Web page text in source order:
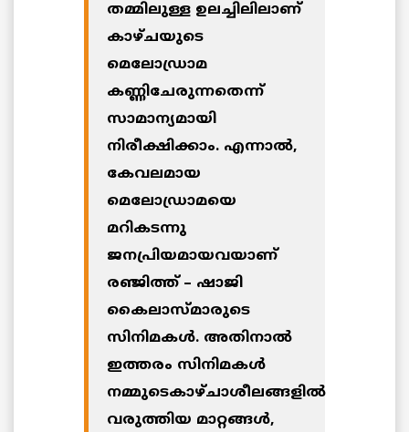
തമ്മിലുള്ള ഉലച്ചിലിലാണ്
കാഴ്ചയുടെ
മെലോഡ്രാമ
കണ്ണിചേരുന്നതെന്ന്
സാമാന്യമായി
നിരീക്ഷിക്കാം. എന്നാല്‍,
കേവലമായ
മെലോഡ്രാമയെ
മറികടന്നു
ജനപ്രിയമായവയാണ്
രഞ്ജിത്ത് – ഷാജി
കൈലാസ്മാരുടെ
സിനിമകള്‍. അതിനാല്‍
ഇത്തരം സിനിമകള്‍
നമ്മുടെകാഴ്ചാശീലങ്ങളില്‍
വരുത്തിയ മാറ്റങ്ങള്‍,